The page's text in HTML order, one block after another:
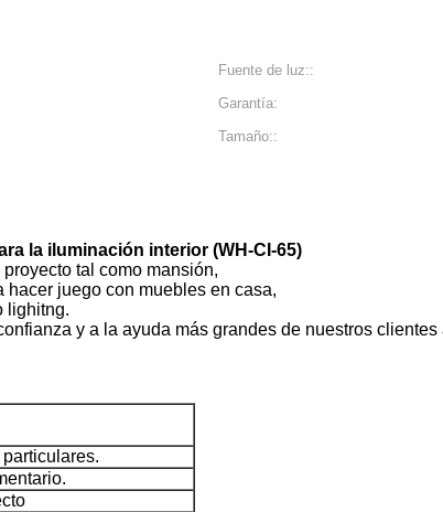
Fuente de luz::
Garantía:
Tamaño::
la iluminación interior (WH-CI-65)
tal como mansión,
juego con muebles en casa,
lighitng.
y a la ayuda más grandes de nuestros